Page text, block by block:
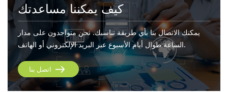
كيف يمكننا مساعدتك
يمكنك الاتصال بنا بأي طريقة تناسبك. نحن متواجدون على مدار
الساعة طوال أيام الأسبوع عبر البريد الإلكتروني أو الهاتف.
اتصل بنا